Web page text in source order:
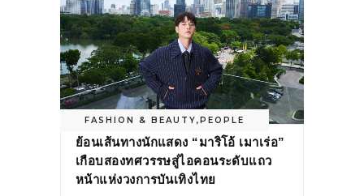
FASHION & BEAUTY, PEOPLE
ย้อนเส้นทางนักแสดง “มาริโอ้ เมาเร่อ”
เกือบสองทศวรรษสู่ไอคอนระดับแถว
หน้าแห่งวงการบันเทิงไทย